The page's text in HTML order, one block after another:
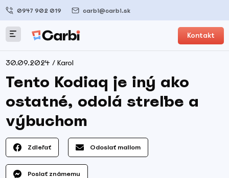
0947 902 019 carbi@carbi.sk
Kontakt
30.09.2024 / Karol
Tento Kodiaq je iný ako
ostatné, odolá streľbe a
výbuchom
Zdieľať Odoslať mailom
Poslať známemu